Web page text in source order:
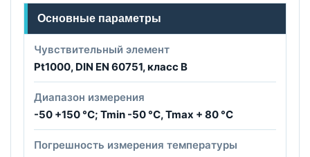
Основные параметры
Чувствительный элемент
Pt1000, DIN EN 60751, класс B
Диапазон измерения
-50 +150 °C; Tmin -50 °C, Tmax + 80 °C
Погрешность измерения температуры